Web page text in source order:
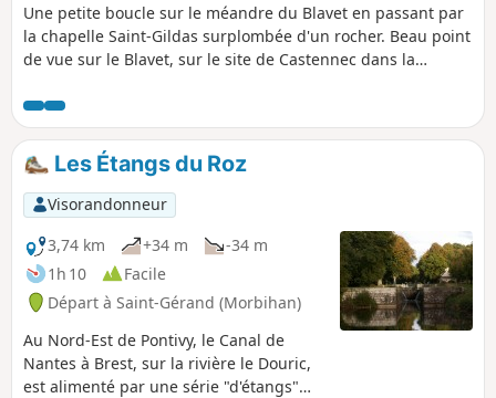
Une petite boucle sur le méandre du Blavet en passant par
la chapelle Saint-Gildas surplombée d'un rocher. Beau point
de vue sur le Blavet, sur le site de Castennec dans la
le retour, mais sans grandes difficultés.
Les Étangs du Roz
Visorandonneur
3,74 km
+34 m
-34 m
1h 10
Facile
Départ à Saint-Gérand (Morbihan)
Au Nord-Est de Pontivy, le Canal de
Nantes à Brest, sur la rivière le Douric,
est alimenté par une série "d'étangs"